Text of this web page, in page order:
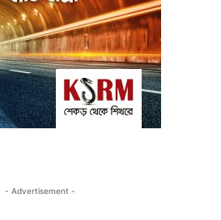
- Advertisement -